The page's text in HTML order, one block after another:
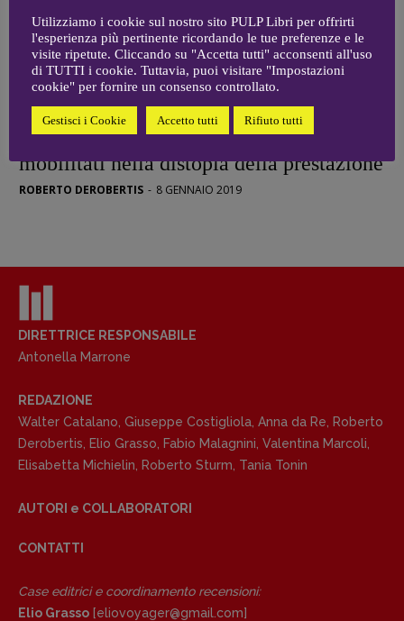
Anna da Re
[anna.dare.comunicazione@gmail.
com]
Coordinamento Fumetti:
Fabio Malagnini
[fabio.malagnini@gmail.com]
Valentina Marcoli
[valentina.marcoli@gmail.com]
Roberto Ciccarelli / Eternamente
mobilitati nella distopia della prestazione
ROBERTO DEROBERTIS - 8 GENNAIO 2019
DIRETTRICE RESPONSABILE
Antonella Marrone
REDAZIONE
Walter Catalano Giuseppe Costigliola Anna da Re
Roberto
Derobertis
Elio Grasso Fabio Malagnini Valentina Marcoli
Elisabetta Michielin
Roberto Sturm Tania Tonin
AUTORI e COLLABORATORI
CONTATTI
Case editrici e coordinamento recensioni:
Elio Grasso [eliovoyager@gmail.com]
Utilizziamo i cookie sul nostro sito PULP Libri per offrirti
l'esperienza più pertinente ricordando le tue preferenze e le
visite ripetute. Cliccando su "Accetta tutti" acconsenti all'uso
di TUTTI i cookie. Tuttavia, puoi visitare "Impostazioni
cookie" per fornire un consenso controllato.
Gestisci i Cookie Accetto tutti Rifiuto tutti